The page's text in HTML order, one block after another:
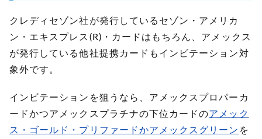
クレディセゾン社が発行しているセゾン・アメリカ
ン・エキスプレス(R)・カードはもちろん、アメックス
が発行している他社提携カードもインビテーション対
象外です。
インビテーションを狙うなら、アメックスプロパーカ
ードかつアメックスプラチナの下位カードのアメック
ス・ゴールド・プリファードかアメックスグリーン を